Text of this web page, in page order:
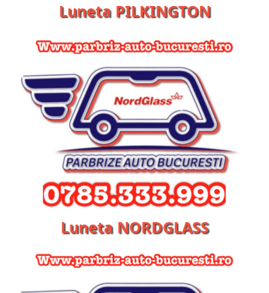
Luneta PILKINGTON
Luneta NORDGLASS